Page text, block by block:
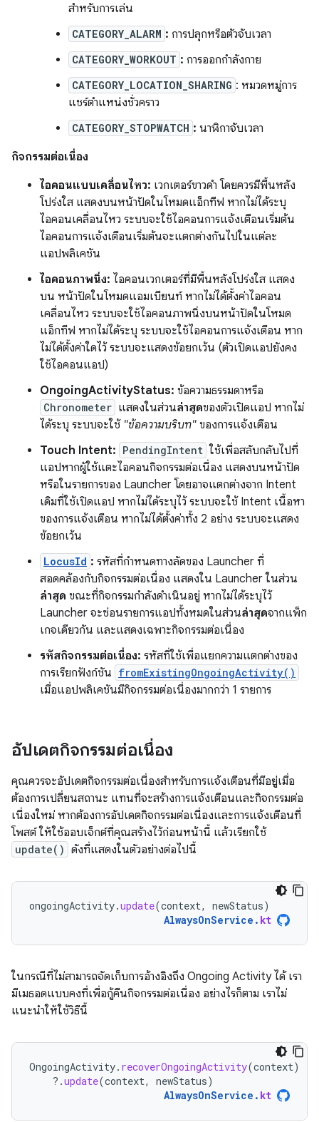
สำหรับการเล่น
CATEGORY_ALARM : การปลุกหรือตัวจับเวลา
CATEGORY_WORKOUT : การออกกำลังกาย
CATEGORY_LOCATION_SHARING : หมวดหมู่การ
แชร์ตำแหน่งชั่วคราว
CATEGORY_STOPWATCH : นาฬิกาจับเวลา
กิจกรรมต่อเนื่อง
ไอคอนแบบเคลื่อนไหว: เวกเตอร์ขาวดำ โดยควรมีพื้นหลัง
โปร่งใส แสดงบนหน้าปัดในโหมดแอ็กทีฟ หากไม่ได้ระบุ
ไอคอนเคลื่อนไหว ระบบจะใช้ไอคอนการแจ้งเตือนเริ่มต้น
ไอคอนการแจ้งเตือนเริ่มต้นจะแตกต่างกันไปในแต่ละ
แอปพลิเคชัน
ไอคอนภาพนิ่ง: ไอคอนเวกเตอร์ที่มีพื้นหลังโปร่งใส แสดง
บน หน้าปัดในโหมดแอมเบียนท์ หากไม่ได้ตั้งค่าไอคอน
เคลื่อนไหว ระบบจะใช้ไอคอนภาพนิ่งบนหน้าปัดในโหมด
แอ็กทีฟ หากไม่ได้ระบุ ระบบจะใช้ไอคอนการแจ้งเตือน หาก
ไม่ได้ตั้งค่าใดไว้ ระบบจะแสดงข้อยกเว้น (ตัวเปิดแอปยังคง
ใช้ไอคอนแอป)
OngoingActivityStatus: ข้อความธรรมดาหรือ
Chronometer แสดงในส่วนล่าสุดของตัวเปิดแอป หากไม่
ได้ระบุ ระบบจะใช้ "ข้อความบริบท" ของการแจ้งเตือน
Touch Intent: PendingIntent ใช้เพื่อสลับกลับไปที่
แอปหากผู้ใช้แตะไอคอนกิจกรรมต่อเนื่อง แสดงบนหน้าปัด
หรือในรายการของ Launcher โดยอาจแตกต่างจาก Intent
เดิมที่ใช้เปิดแอป หากไม่ได้ระบุไว้ ระบบจะใช้ Intent เนื้อหา
ของการแจ้งเตือน หากไม่ได้ตั้งค่าทั้ง 2 อย่าง ระบบจะแสดง
ข้อยกเว้น
LocusId : รหัสที่กำหนดทางลัดของ Launcher ที่
สอดคล้องกับกิจกรรมต่อเนื่อง แสดงใน Launcher ในส่วน
ล่าสุด ขณะที่กิจกรรมกำลังดำเนินอยู่ หากไม่ได้ระบุไว้
Launcher จะซ่อนรายการแอปทั้งหมดในส่วนล่าสุดจากแพ็ก
เกจเดียวกัน และแสดงเฉพาะกิจกรรมต่อเนื่อง
รหัสกิจกรรมต่อเนื่อง: รหัสที่ใช้เพื่อแยกความแตกต่างของ
การเรียกฟังก์ชัน fromExistingOngoingActivity()
เมื่อแอปพลิเคชันมีกิจกรรมต่อเนื่องมากกว่า 1 รายการ
อัปเดตกิจกรรมต่อเนื่อง
คุณควรจะอัปเดตกิจกรรมต่อเนื่องสำหรับการแจ้งเตือนที่มีอยู่เมื่อ
ต้องการเปลี่ยนสถานะ แทนที่จะสร้างการแจ้งเตือนและกิจกรรมต่อ
เนื่องใหม่ หากต้องการอัปเดตกิจกรรมต่อเนื่องและการแจ้งเตือนที่
โพสต์ ให้ใช้ออบเจ็กต์ที่คุณสร้างไว้ก่อนหน้านี้ แล้วเรียกใช้
update() ดังที่แสดงในตัวอย่างต่อไปนี้
ongoingActivity.update(context, newStatus)
AlwaysOnService . kt
ในกรณีที่ไม่สามารถจัดเก็บการอ้างอิงถึง Ongoing Activity ได้ เรา
มีเมธอดแบบคงที่เพื่อกู้คืนกิจกรรมต่อเนื่อง อย่างไรก็ตาม เราไม่
แนะนำให้ใช้วิธีนี้
OngoingActivity. recoverOngoingActivity(context)
?.update(context, newStatus)
AlwaysOnService . kt